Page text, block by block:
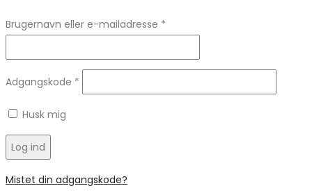
Brugernavn eller e-mailadresse *
Adgangskode *
Husk mig
Log ind
Mistet din adgangskode?